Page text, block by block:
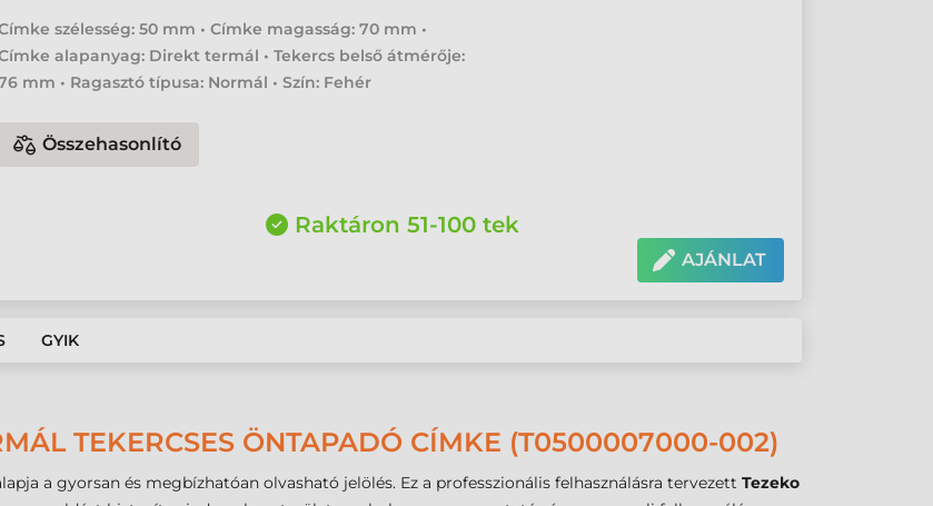
szélesség: 50 mm • Címke magasság: 70 mm •
alapanyag: Direkt termál • Tekercs belső átmérője:
mm • Ragasztó típusa: Normál • Szín: Fehér
Összehasonlító
Raktáron 51-100 tek
AJÁNLAT
GYIK
TEKERCSES ÖNTAPADÓ CÍMKE (T0500007000-002)
a gyorsan és megbízhatóan olvasható jelölés. Ez a professzionális felhasználásra tervezett Tezeko